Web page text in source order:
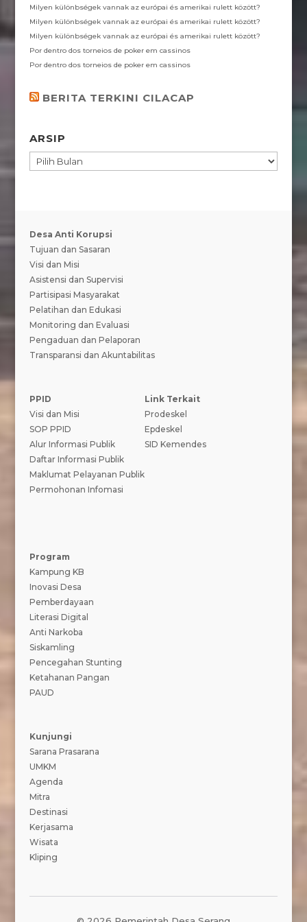
Milyen különbségek vannak az európai és amerikai rulett között?
Milyen különbségek vannak az európai és amerikai rulett között?
Milyen különbségek vannak az európai és amerikai rulett között?
Por dentro dos torneios de poker em cassinos
Por dentro dos torneios de poker em cassinos
BERITA TERKINI CILACAP
ARSIP
ARSIP
Desa Anti Korupsi
Tujuan dan Sasaran
Visi dan Misi
Asistensi dan Supervisi
Partisipasi Masyarakat
Pelatihan dan Edukasi
Monitoring dan Evaluasi
Pengaduan dan Pelaporan
Transparansi dan Akuntabilitas
PPID
Visi dan Misi
SOP PPID
Alur Informasi Publik
Daftar Informasi Publik
Maklumat Pelayanan Publik
Permohonan Infomasi
Link Terkait
Prodeskel
Epdeskel
SID Kemendes
Program
Kampung KB
Inovasi Desa
Pemberdayaan
Literasi Digital
Anti Narkoba
Siskamling
Pencegahan Stunting
Ketahanan Pangan
PAUD
Kunjungi
Sarana Prasarana
UMKM
Agenda
Mitra
Destinasi
Kerjasama
Wisata
Kliping